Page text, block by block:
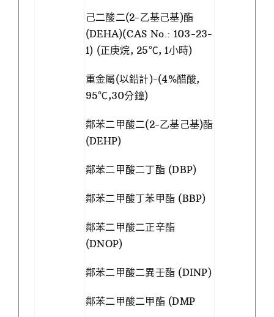
己二酸二(2-乙基己基)酯
(DEHA)(CAS No.: 103-23-
1) (正庚烷, 25℃, 1小時)
重金屬(以鉛計)-(4%醋酸,
95℃,30分鐘)
鄰苯二甲酸二(2-乙基己基)酯
(DEHP)
鄰苯二甲酸二丁酯 (DBP)
鄰苯二甲酸丁苯甲酯 (BBP)
鄰苯二甲酸二正辛酯
(DNOP)
鄰苯二甲酸二異壬酯 (DINP)
鄰苯二甲酸二甲酯 (DMP